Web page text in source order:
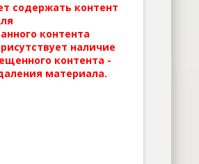
содержать контент
контента
наличие
контента -
материала.